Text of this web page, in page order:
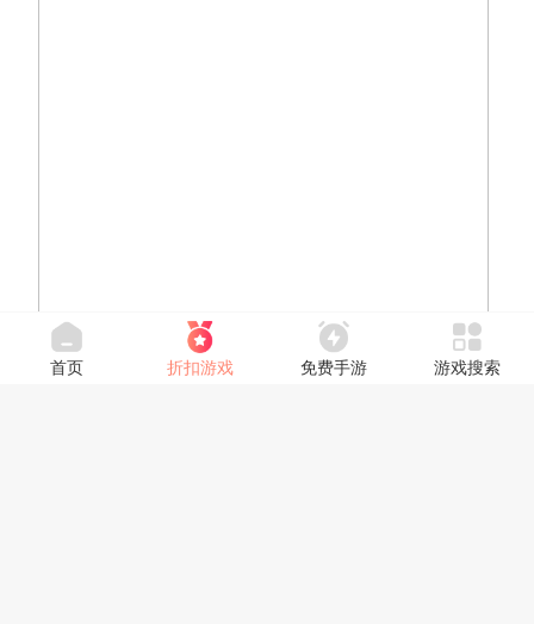
首页 折扣游戏 免费手游 游戏搜索